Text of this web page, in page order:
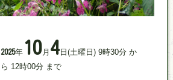
2025年 10月 4日(土曜日) 9時30分 か
ら 12時00分 まで